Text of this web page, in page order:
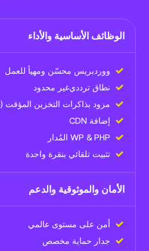
الوظائف الأساسية والأداء
ووردبريس محسّن ومهيأ للعمل
نطاق تردديغير محدود
مزود بذاكرات التخزين المؤقت (Cache)
إضافة CDN
WP & PHP المُدار
تثبيت تلقائي بنقرة واحدة
الأمان والموثوقية والدعم
أمن على مستوى عالمي
جدار حماية مخصص